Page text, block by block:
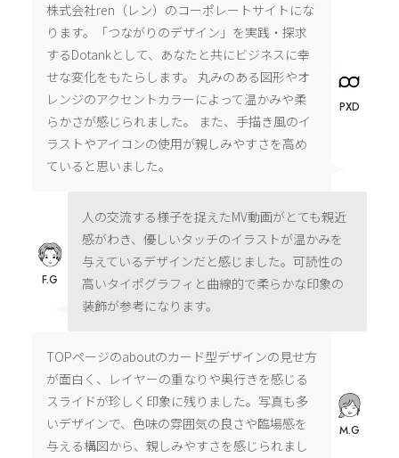
株式会社ren（レン）のコーポレートサイトにな
ります。「つながりのデザイン」を実践・探求
するDotankとして、あなたと共にビジネスに幸
せな変化をもたらします。 丸みのある図形やオ
レンジのアクセントカラーによって温かみや柔
らかさが感じられました。 また、手描き風のイ
ラストやアイコンの使用が親しみやすさを高め
ていると思いました。
PXD
人の交流する様子を捉えたMV動画がとても親近
感がわき、優しいタッチのイラストが温かみを
与えているデザインだと感じました。可読性の
高いタイポグラフィと曲線的で柔らかな印象の
装飾が参考になります。
F.G
TOPページのaboutのカード型デザインの見せ方
が面白く、レイヤーの重なりや奥行きを感じる
スライドが珍しく印象に残りました。写真も多
いデザインで、色味の雰囲気の良さや臨場感を
与える構図から、親しみやすさを感じられまし
M.G